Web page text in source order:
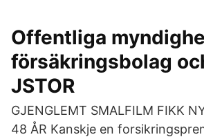
Offentliga
försäkringsbolag
JSTOR
GJENGLEMT SMALFILM FIKK
48 ÅR Kanskje en